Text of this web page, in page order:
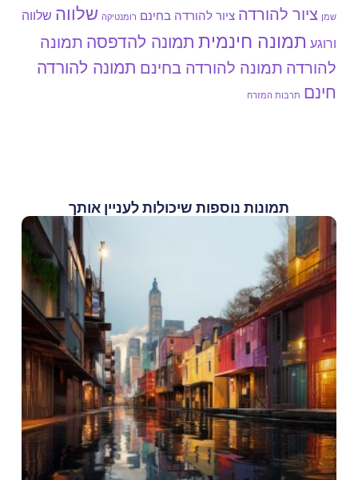
שמן ציור להורדה ציור להורדה בחינם רומנטיקה שלווה שלווה
ורוגע תמונה חינמית תמונה להדפסה תמונה
להורדה תמונה להורדה בחינם תמונה להורדה
חינם תרבות המזרח
תמונות נוספות שיכולות לעניין אותך